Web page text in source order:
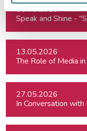
08.05.2026
Speak and Shine -
13.05.2026
The Role of Media
27.05.2026
In Conversation